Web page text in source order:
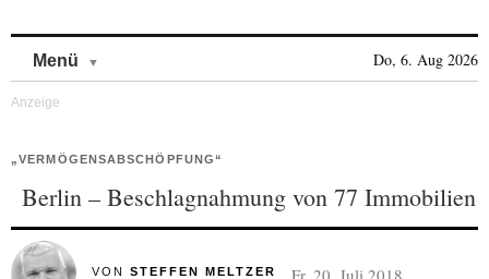
Menü Do, 6. Aug 2026
„VERMÖGENSABSCHÖPFUNG“
Berlin – Beschlagnahmung von 77 Immobilien
VON STEFFEN MELTZER Fr, 20. Juli 2018